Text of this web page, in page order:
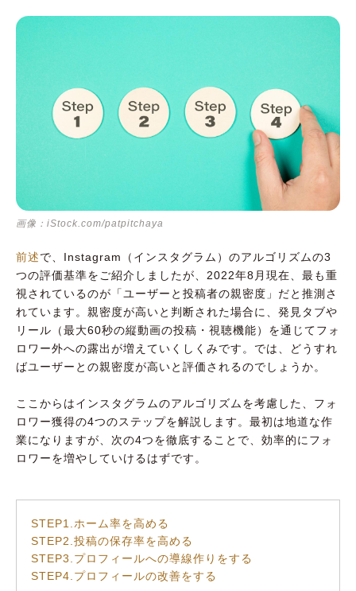
画像：iStock.com/patpitchaya
前述で、Instagram（インスタグラム）のアルゴリズムの3
つの評価基準をご紹介しましたが、2022年8月現在、最も重
視されているのが「ユーザーと投稿者の親密度」だと推測さ
れています。親密度が高いと判断された場合に、発見タブや
リール（最大60秒の縦動画の投稿・視聴機能）を通じてフォ
ロワー外への露出が増えていくしくみです。では、どうすれ
ばユーザーとの親密度が高いと評価されるのでしょうか。
ここからはインスタグラムのアルゴリズムを考慮した、フォ
ロワー獲得の4つのステップを解説します。最初は地道な作
業になりますが、次の4つを徹底することで、効率的にフォ
ロワーを増やしていけるはずです。
STEP1.ホーム率を高める
STEP2.投稿の保存率を高める
STEP3.プロフィールへの導線作りをする
STEP4.プロフィールの改善をする